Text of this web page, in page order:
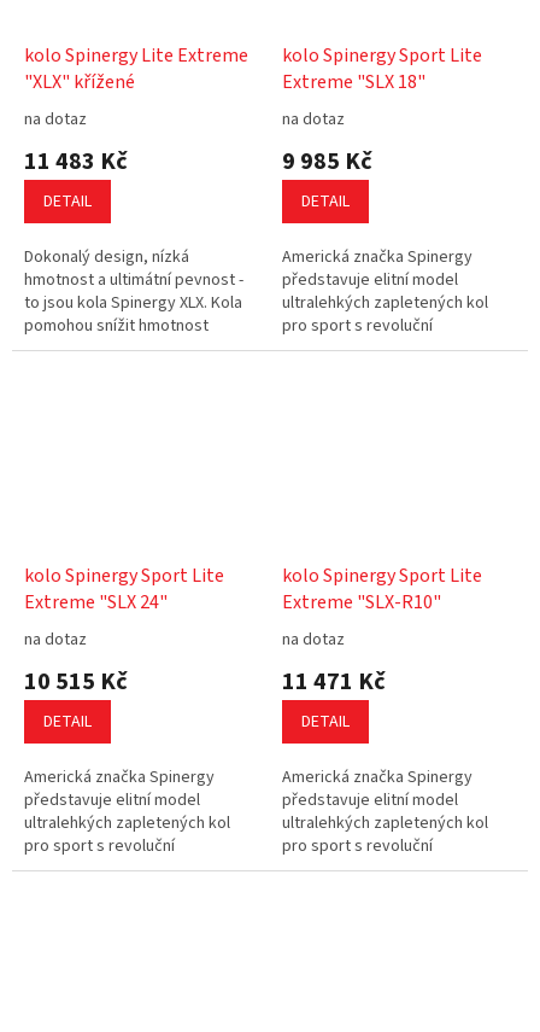
kolo Spinergy Lite Extreme
"XLX" křížené
na dotaz
11 483 Kč
DETAIL
Dokonalý design, nízká
hmotnost a ultimátní pevnost -
to jsou kola Spinergy XLX. Kola
pomohou snížit hmotnost
Vašeho vozíku na minimum, a
kolo Spinergy Sport Lite
Extreme "SLX 18"
na dotaz
9 985 Kč
DETAIL
Americká značka Spinergy
představuje elitní model
ultralehkých zapletených kol
pro sport s revoluční
technologií: "Lanka místo drátu".
kolo Spinergy Sport Lite
Extreme "SLX 24"
na dotaz
10 515 Kč
DETAIL
Americká značka Spinergy
představuje elitní model
ultralehkých zapletených kol
pro sport s revoluční
technologií: "Lanka místo drátu".
kolo Spinergy Sport Lite
Extreme "SLX-R10"
na dotaz
11 471 Kč
DETAIL
Americká značka Spinergy
představuje elitní model
ultralehkých zapletených kol
pro sport s revoluční
technologií: "Lanka místo drátu".